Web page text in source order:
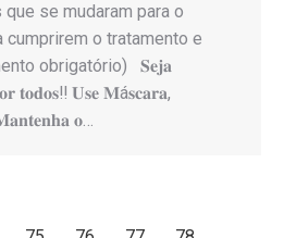
se mudaram para o
o tratamento e
obrigatório) 𝐒𝐞𝐣𝐚
𝐭𝐨𝐝𝐨𝐬‼️ 𝐔𝐬𝐞 𝐌á𝐬𝐜𝐚𝐫𝐚,
𝐨…